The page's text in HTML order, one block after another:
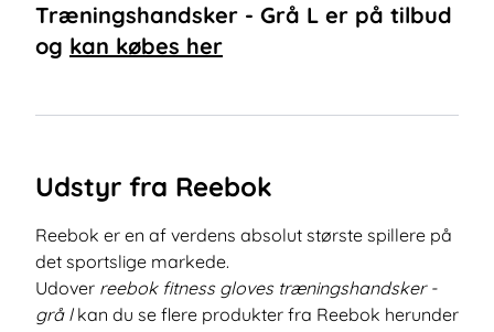
Træningshandsker - Grå L er på tilbud
og kan købes her
Udstyr fra Reebok
Reebok er en af verdens absolut største spillere på
det sportslige markede.
Udover reebok fitness gloves træningshandsker -
grå lkan du se flere produkter fra Reebok herunder